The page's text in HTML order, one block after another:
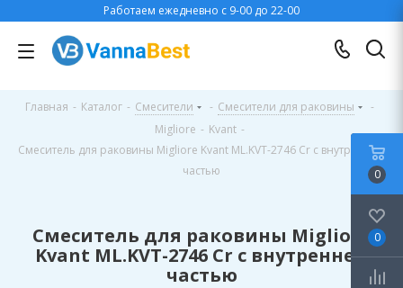
Работаем ежедневно с 9-00 до 22-00
Главная - Каталог - Смесители - Смесители для раковины
-
Migliore - Kvant -
Смеситель для раковины Migliore Kvant ML.KVT-2746 Cr с внутренней
частью
Смеситель для раковины Migliore
Kvant ML.KVT-2746 Cr с внутренней
частью
0
0